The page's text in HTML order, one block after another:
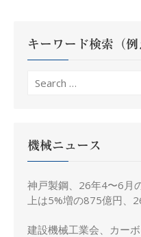
ン
キーワード検索（例
Search
機械ニュース
神戸製鋼、26年4〜6月
上は5%増の875億円、
建設機械工業会、カー